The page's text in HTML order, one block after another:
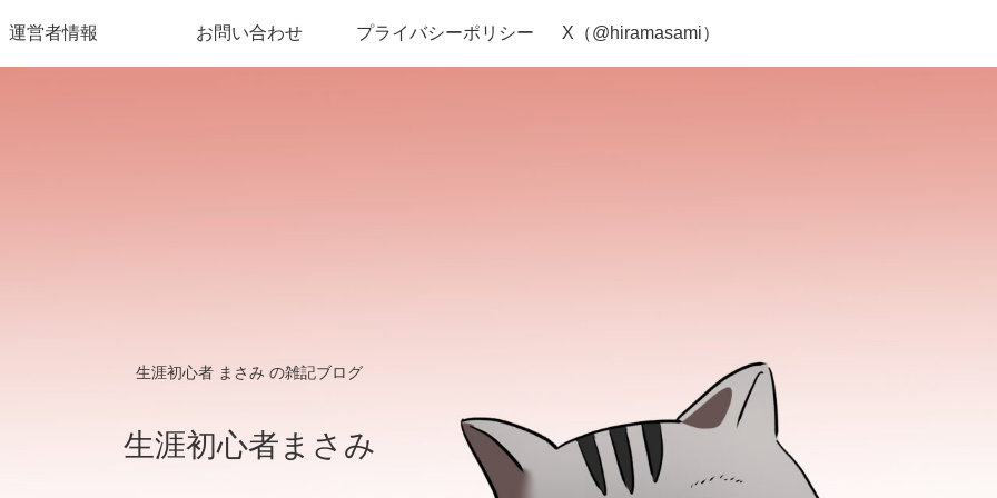
生涯初心者 まさみ の雑記ブログ
生涯初心者まさみ
運営者情報 お問い合わせ プライバシーポリシー X（@hiramasami）